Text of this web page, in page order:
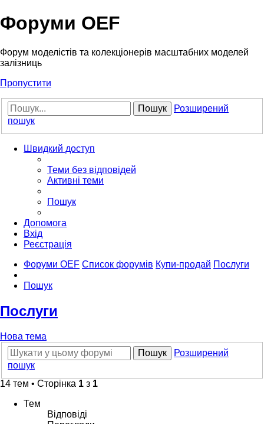
Форуми OEF
Форум моделістів та колекціонерів масштабних моделей
залізниць
Пропустити
Пошук
Розширений
пошук
Швидкий доступ
Теми без відповідей
Активні теми
Пошук
Допомога
Вхід
Реєстрація
Форуми OEF Список форумів Купи-продай Послуги
Пошук
Послуги
Нова тема
Пошук
Розширений
пошук
14 тем • Сторінка 1 з 1
Тем
Відповіді